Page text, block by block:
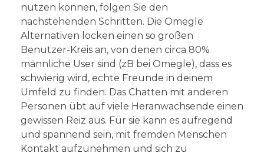
nutzen können, folgen Sie den
nachstehenden Schritten. Die Omegle
Alternativen locken einen so großen
Benutzer-Kreis an, von denen circa 80%
männliche User sind (zB bei Omegle), dass es
schwierig wird, echte Freunde in deinem
Umfeld zu finden. Das Chatten mit anderen
Personen übt auf viele Heranwachsende einen
gewissen Reiz aus. Für sie kann es aufregend
und spannend sein, mit fremden Menschen
Kontakt aufzunehmen und sich zu